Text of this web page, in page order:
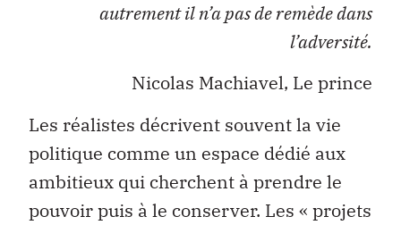
autrement il n’a pas de remède dans
l’adversité.
Nicolas Machiavel, Le prince
Les réalistes décrivent souvent la vie
politique comme un espace dédié aux
ambitieux qui cherchent à prendre le
pouvoir puis à le conserver. Les « projets